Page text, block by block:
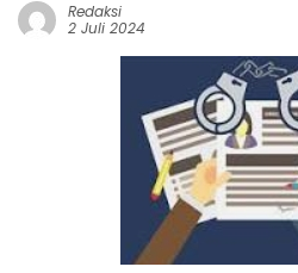
Redaksi
2 Juli 2024